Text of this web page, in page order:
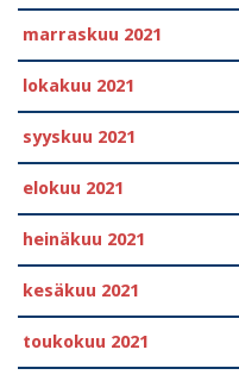
marraskuu 2021
lokakuu 2021
syyskuu 2021
elokuu 2021
heinäkuu 2021
kesäkuu 2021
toukokuu 2021